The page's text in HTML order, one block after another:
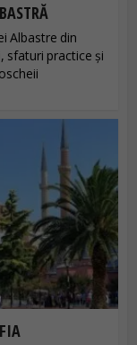
Albastre din
sfaturi practice și